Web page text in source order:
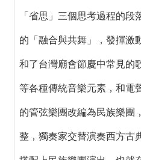
「省思」三個思考過程的
的「融合與共舞」，發揮激
和了台灣廟會節慶中常見的
等各種傳統音樂元素，和電
的管弦樂團改編為民族樂團
整，獨奏家交替演奏西方古